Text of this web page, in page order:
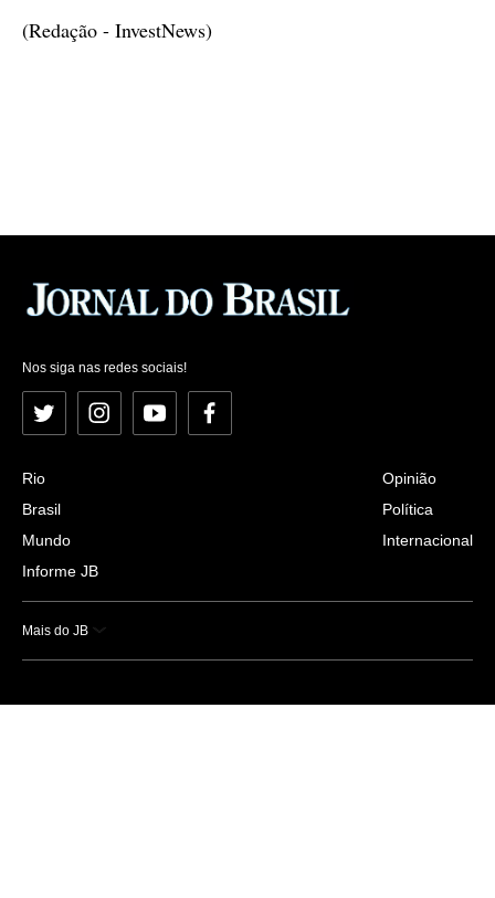
(Redação - InvestNews)
Nos siga nas redes sociais!
Twitter InstagramYouTubeFacebook
Rio
Brasil
Mundo
Informe JB
Opinião
Política
Internacional
Mais do JB
Esportes